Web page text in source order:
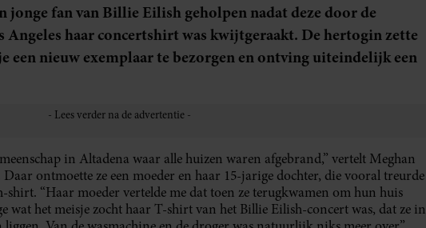
jonge fan van Billie Eilish geholpen nadat deze door de
Angeles haar concertshirt was kwijtgeraakt. De hertogin zette
een nieuw exemplaar te bezorgen en ontving uiteindelijk een
in Altadena waar alle huizen waren afgebrand,” vertelt Meghan
ontmoette ze een moeder en haar 15-jarige dochter, die vooral treurde
“Haar moeder vertelde me dat toen ze terugkwamen om hun huis
wat het meisje zocht haar T-shirtvan het Billie Eilish-concertwas, dat ze in